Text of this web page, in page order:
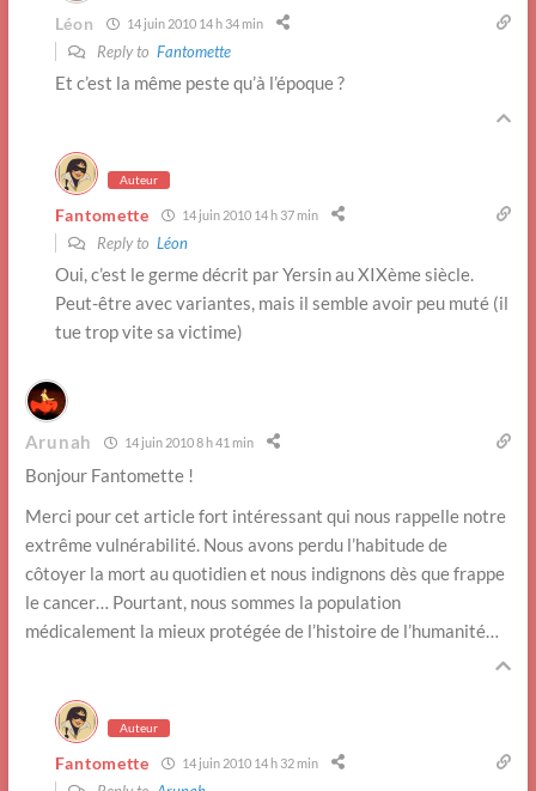
Léon 14 juin 2010 14 h 34 min
Reply to Fantomette
Et c’est la même peste qu’à l’époque ?
Auteur
Fantomette 14 juin 2010 14 h 37 min
Reply to Léon
Oui, c’est le germe décrit par Yersin au XIXème siècle.
Peut-être avec variantes, mais il semble avoir peu muté (il
tue trop vite sa victime)
Arunah 14 juin 2010 8 h 41 min
Bonjour Fantomette !
Merci pour cet article fort intéressant qui nous rappelle notre
extrême vulnérabilité. Nous avons perdu l’habitude de
côtoyer la mort au quotidien et nous indignons dès que frappe
le cancer… Pourtant, nous sommes la population
médicalement la mieux protégée de l’histoire de l’humanité…
Auteur
Fantomette 14 juin 2010 14 h 32 min